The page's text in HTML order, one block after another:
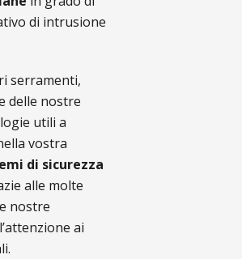
di intrusione
serramenti,
delle nostre
utili a
vostra
di sicurezza
alle molte
nostre
ai